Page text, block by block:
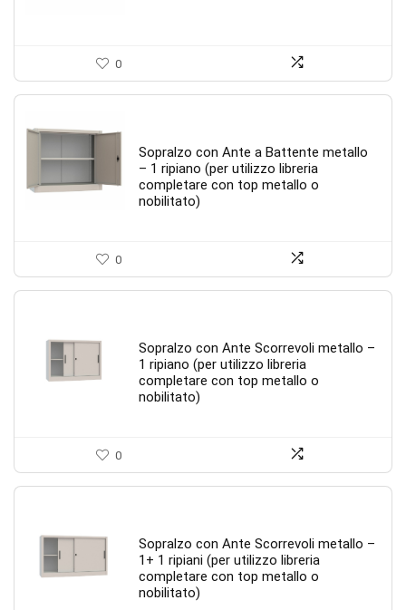
0
Sopralzo con Ante a Battente metallo
– 1 ripiano (per utilizzo libreria
completare con top metallo o
nobilitato)
0
Sopralzo con Ante Scorrevoli metallo –
1 ripiano (per utilizzo libreria
completare con top metallo o
nobilitato)
0
Sopralzo con Ante Scorrevoli metallo –
1+ 1 ripiani (per utilizzo libreria
completare con top metallo o
nobilitato)